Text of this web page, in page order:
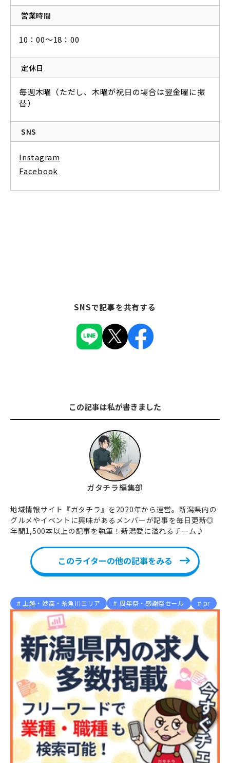
営業時間
10：00～18：00
定休日
毎週木曜（ただし、木曜が祝日の場合は翌金曜に振
替）
SNS
Instagram
Facebook
SNSで記事を共有する
この記事は私が書きました
ガタチラ編集部
地域情報サイト『ガタチラ』を2020年から運営。新潟県内の
グルメやイベントに興味があるメンバーが記事を毎日更新◎
年間1,500本以上の記事を執筆！新潟愛に溢れるチーム♪
このライターの他の記事をみる
上越・妙高・糸魚川エリア 周年祭・感謝祭セール pr